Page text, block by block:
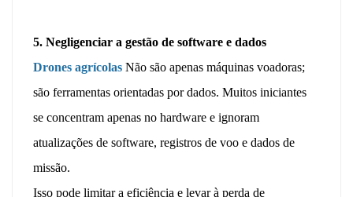
5. Negligenciar a gestão de software e dados
Drones agrícolas Não são apenas máquinas voadoras;
são ferramentas orientadas por dados. Muitos iniciantes
se concentram apenas no hardware e ignoram
atualizações de software, registros de voo e dados de
missão.
Isso pode limitar a eficiência e levar à perda de